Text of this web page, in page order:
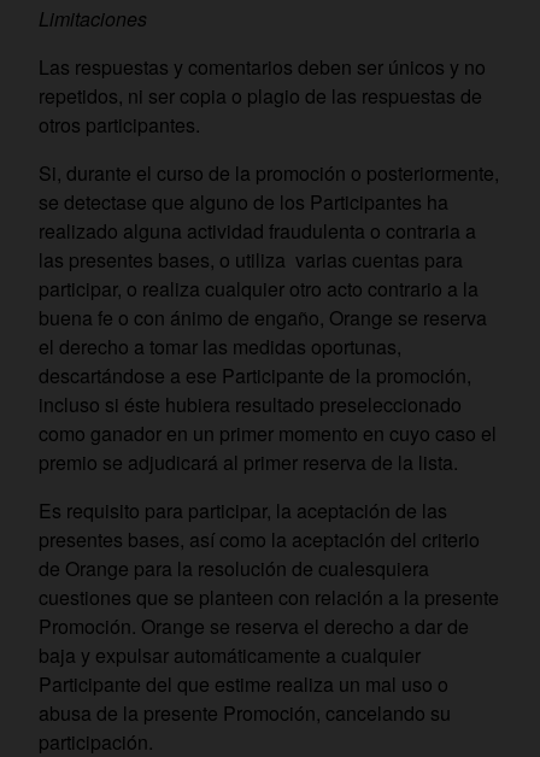
Limitaciones
Las respuestas y comentarios deben ser únicos y no
repetidos, ni ser copia o plagio de las respuestas de
otros participantes.
Si, durante el curso de la promoción o posteriormente,
se detectase que alguno de los Participantes ha
realizado alguna actividad fraudulenta o contraria a
las presentes bases, o utiliza varias cuentas para
participar, o realiza cualquier otro acto contrario a la
buena fe o con ánimo de engaño, Orange se reserva
el derecho a tomar las medidas oportunas,
descartándose a ese Participante de la promoción,
incluso si éste hubiera resultado preseleccionado
como ganador en un primer momento en cuyo caso el
premio se adjudicará al primer reserva de la lista.
Es requisito para participar, la aceptación de las
presentes bases, así como la aceptación del criterio
de Orange para la resolución de cualesquiera
cuestiones que se planteen con relación a la presente
Promoción. Orange se reserva el derecho a dar de
baja y expulsar automáticamente a cualquier
Participante del que estime realiza un mal uso o
abusa de la presente Promoción, cancelando su
participación.